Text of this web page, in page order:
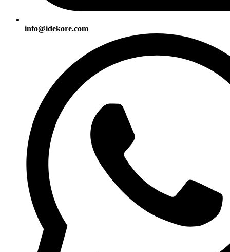
info@idekore.com